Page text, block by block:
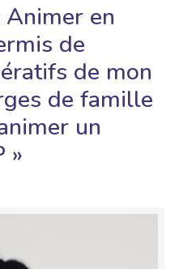
en
de
de mon
de famille
un
»